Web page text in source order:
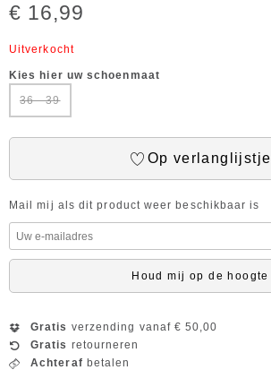
€ 16,99
Uitverkocht
Kies hier uw schoenmaat
36 - 39
Op verlanglijstje
Mail mij als dit product weer beschikbaar is
Houd mij op de hoogte
Gratis verzending vanaf € 50,00
Gratis retourneren
Achteraf betalen